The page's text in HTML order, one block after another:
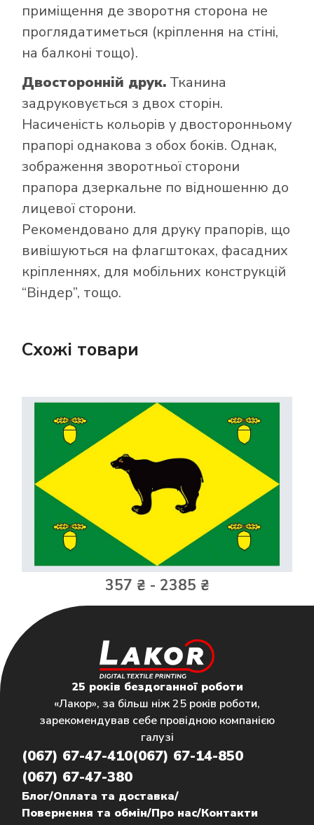
приміщення де зворотня сторона не
проглядатиметься (кріплення на стіні,
на балконі тощо).
Двосторонній друк. Тканина
задруковується з двох сторін.
Насиченість кольорів у двосторонньому
прапорі однакова з обох боків. Однак,
зображення зворотньої сторони
прапора дзеркальне по відношенню до
лицевої сторони.
Рекомендовано для друку прапорів, що
вивішуються на флагштоках, фасадних
кріпленнях, для мобільних конструкцій
“Віндер”, тощо.
Схожі товари
357 ₴ - 2385 ₴
25 років бездоганної роботи
«Лакор», за більш ніж 25 років роботи,
зарекомендував себе провідною компанією
галузі
(067) 67-47-410(067) 67-14-850
(067) 67-47-380
Блог/Оплата та доставка/
Повернення та обмін/Про нас/Контакти